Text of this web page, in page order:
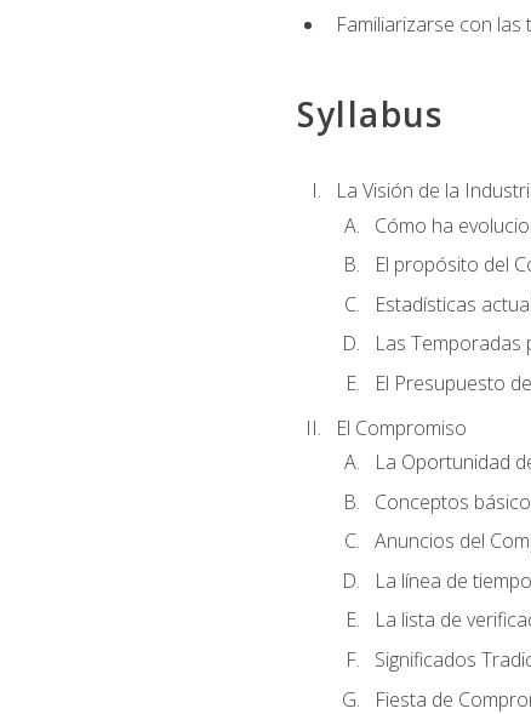
Familiarizarse con
Syllabus
La Visión de la
Cómo ha
El propósito del
Estadísticas
Las Temporadas
El Presupuesto
El Compromiso
La Oportunidad
Conceptos
Anuncios del
La línea de
La lista de
Significados
Fiesta de